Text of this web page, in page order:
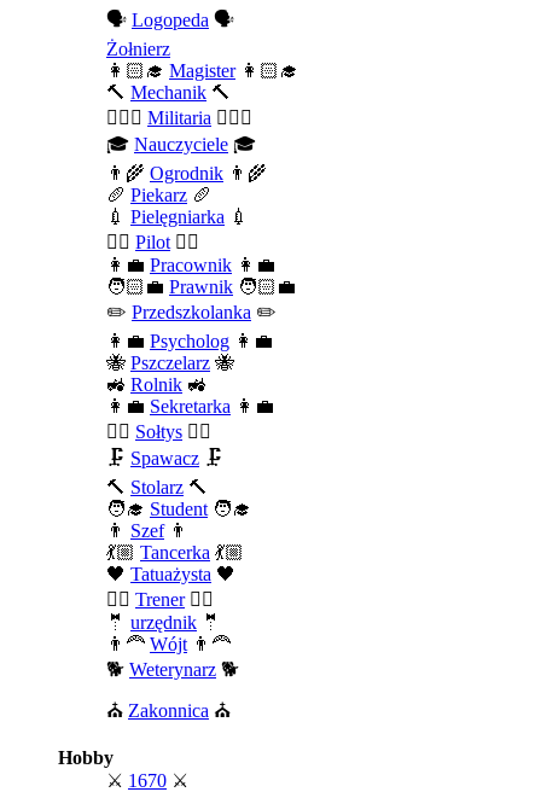
🗣️ Logopeda 🗣️
Żołnierz
👩🏻‍🎓 Magister👩🏻‍🎓
🔨 Mechanik 🔨
💂🏻‍♂️ Militaria 💂🏻‍♂️
🎓 Nauczyciele 🎓
👨‍🌾 Ogrodnik 👨‍🌾
🥖 Piekarz 🥖
💉 Pielęgniarka 💉
👨‍✈️ Pilot 👨‍✈️
👩‍💼 Pracownik 👩‍💼
🧑🏻‍💼 Prawnik 🧑🏻‍💼
✏️ Przedszkolanka ✏️
👩‍💼 Psycholog 👩‍💼
🐝 Pszczelarz 🐝
🚜 Rolnik 🚜
👩‍💼 Sekretarka 👩‍💼
🧍‍♂️ Sołtys 🧍‍♂️
🗜️ Spawacz 🗜️
🔨 Stolarz 🔨
🧑‍🎓 Student 🧑‍🎓
👨 Szef👨
💃🏼 Tancerka 💃🏼
🖤 Tatuażysta 🖤
🏄‍♂️ Trener🏄‍♂️
🤵 urzędnik 🤵
👨‍🦰 Wójt 👨‍🦰
🐕 Weterynarz 🐕
⛪ Zakonnica ⛪
Hobby
⚔️ 1670 ⚔️